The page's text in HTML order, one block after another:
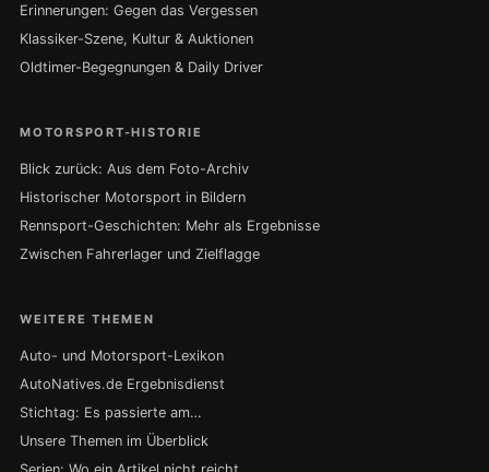
Erinnerungen: Gegen das Vergessen
Klassiker-Szene, Kultur & Auktionen
Oldtimer-Begegnungen & Daily Driver
MOTORSPORT-HISTORIE
Blick zurück: Aus dem Foto-Archiv
Historischer Motorsport in Bildern
Rennsport-Geschichten: Mehr als Ergebnisse
Zwischen Fahrerlager und Zielflagge
WEITERE THEMEN
Auto- und Motorsport-Lexikon
AutoNatives.de Ergebnisdienst
Stichtag: Es passierte am…
Unsere Themen im Überblick